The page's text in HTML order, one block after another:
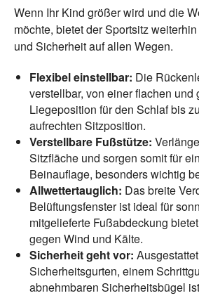
Wenn Ihr Kind größer wird und die
möchte, bietet der Sportsitz
und Sicherheit auf allen Wegen.
Flexibel einstellbar: Die
verstellbar, von einer flachen und
Liegeposition für den Schlaf bis
aufrechten Sitzposition.
Verstellbare Fußstütze:
Sitzfläche und sorgen somit für
Beinauflage, besonders wichtig
Allwettertauglich: Das breite
Belüftungsfenster ist ideal für
mitgelieferte Fußabdeckung
gegen Wind und Kälte.
Sicherheit geht vor:
Sicherheitsgurten, einem
abnehmbaren Sicherheitsbügel